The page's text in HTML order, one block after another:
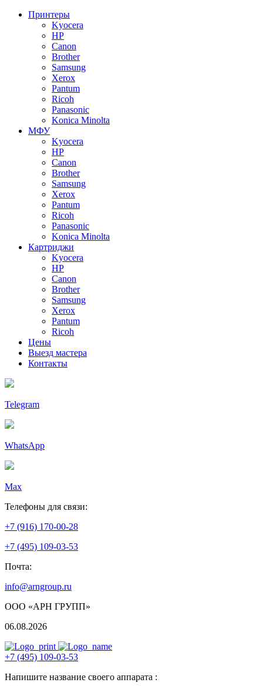
Принтеры
Kyocera
HP
Canon
Brother
Samsung
Xerox
Pantum
Ricoh
Panasonic
Konica Minolta
МФУ
Kyocera
HP
Canon
Brother
Samsung
Xerox
Pantum
Ricoh
Panasonic
Konica Minolta
Картриджи
Kyocera
HP
Canon
Brother
Samsung
Xerox
Pantum
Ricoh
Цены
Выезд мастера
Контакты
Telegram
WhatsApp
Max
Телефоны для связи:
+7 (916) 170-00-28
+7 (495) 109-03-53
Почта:
info@arngroup.ru
ООО «АРН ГРУПП»
06.08.2026
+7 (495) 109-03-53
Напишите название своего аппарата :